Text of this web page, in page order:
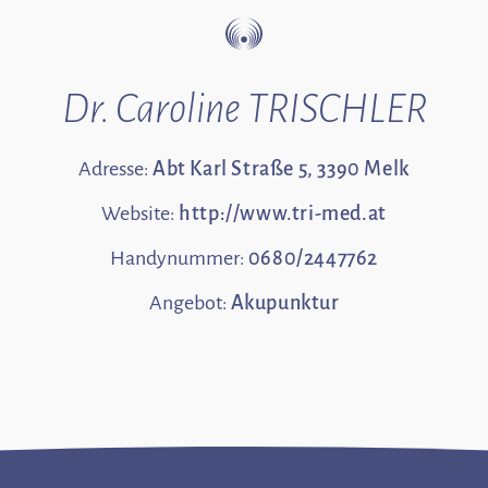
Dr. Caroline TRISCHLER
Adresse:Abt Karl Straße 5, 3390 Melk
Website: http://www.tri-med.at
Handynummer: 0680/2447762
Angebot: Akupunktur